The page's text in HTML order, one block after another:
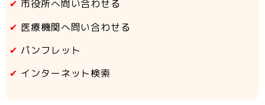
市役所へ問い合わせる
医療機関へ問い合わせる
パンフレット
インターネット検索